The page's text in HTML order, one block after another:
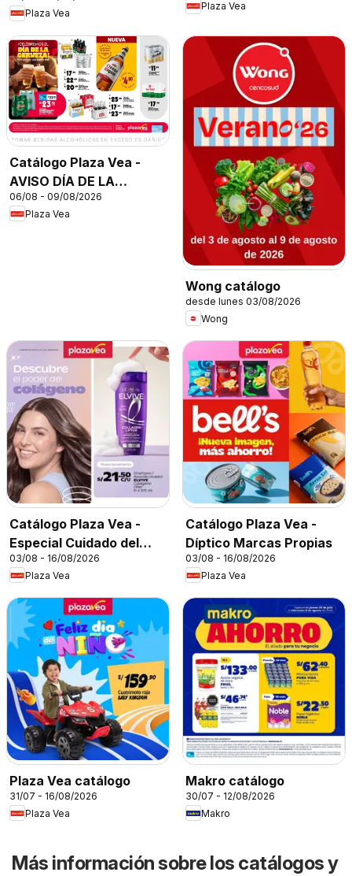
Plaza Vea
Plaza Vea
Catálogo Plaza Vea -
AVISO DÍA DE LA
CERVEZA
06/08 - 09/08/2026
Plaza Vea
Wong catálogo
desde lunes 03/08/2026
Wong
Catálogo Plaza Vea -
Especial Cuidado del
Cabello
03/08 - 16/08/2026
Plaza Vea
Catálogo Plaza Vea -
Díptico Marcas Propias
03/08 - 16/08/2026
Plaza Vea
Plaza Vea catálogo
31/07 - 16/08/2026
Plaza Vea
Makro catálogo
30/07 - 12/08/2026
Makro
Más información sobre los catálogos y